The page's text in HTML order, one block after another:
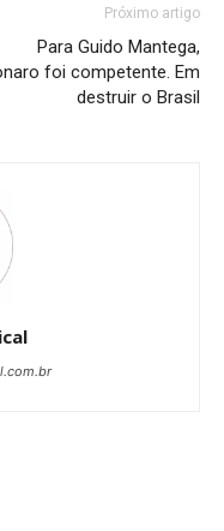
Próximo artigo
Para Guido Mantega,
foi competente. Em
destruir o Brasil